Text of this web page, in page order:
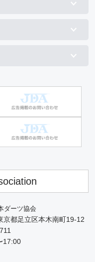
ダーツ協会
都足立区本木南町19-12
17:00